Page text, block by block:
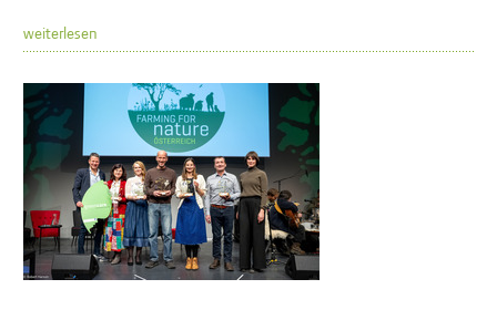
weiterlesen